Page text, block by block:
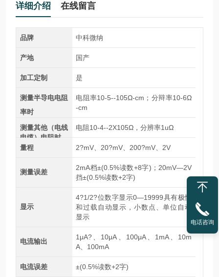
详细介绍 在线留言
品牌 中科微纳
产地 国产
加工定制 是
测量半导电电阻
率时
电阻率10-5--105Ω-cm；分辩率10-6Ω
-cm
测量其他（电线
电缆）电阻时
电阻10-4--2X105Ω，分辨率1uΩ
量程 2?mV、20?mV、200?mV、2V
测量误差
2mA档±(0.5%读数+8字)；20mV—2V
挡±(0.5%读数+2字)
显示
4?1/2?位数字显示0—19999具有极性
和过载自动显示，小数点、单位自动
显示
电流输出
1μA?、10μA、100μA、1mA、10m
A、100mA
电流误差 ±(0.5%读数+2字)
电话咨询